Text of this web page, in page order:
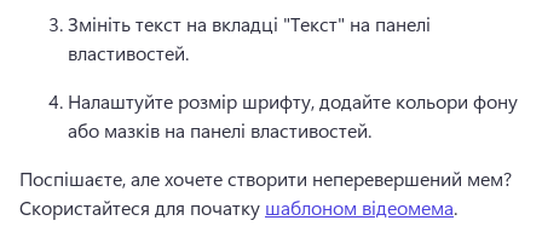
Змініть текст на вкладці "Текст" на панелі
властивостей.
Налаштуйте розмір шрифту, додайте кольори фону
або мазків на панелі властивостей.
Поспішаєте, але хочете створити неперевершений мем?
Скористайтеся для початку шаблоном відеомема.